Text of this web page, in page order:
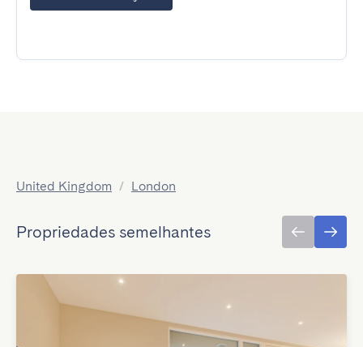
United Kingdom / London
Propriedades semelhantes